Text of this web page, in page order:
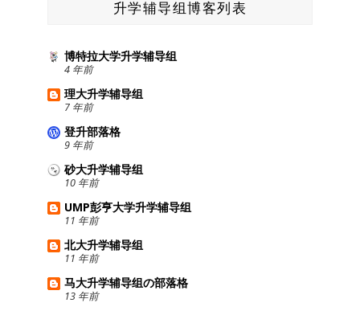
升学辅导组博客列表
博特拉大学升学辅导组
4 年前
理大升学辅导组
7 年前
登升部落格
9 年前
砂大升学辅导组
10 年前
UMP彭亨大学升学辅导组
11 年前
北大升学辅导组
11 年前
马大升学辅导组の部落格
13 年前